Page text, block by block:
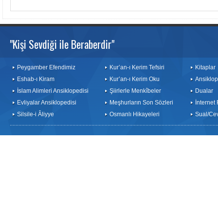
"Kişi Sevdiği ile Beraberdir"
Peygamber Efendimiz
Eshab-ı Kiram
İslam Alimleri Ansiklopedisi
Evliyalar Ansiklopedisi
Silsile-i Âliyye
Kur’an-ı Kerim Tefsiri
Kur’an-ı Kerim Oku
Şiirlerle Menkîbeler
Meşhurların Son Sözleri
Osmanlı Hikayeleri
Kitaplar
Dualar
İnternet
Sual/